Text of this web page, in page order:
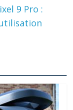
9 Pro :